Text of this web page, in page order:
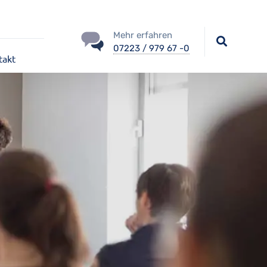
Mehr erfahren
07223 / 979 67 -0